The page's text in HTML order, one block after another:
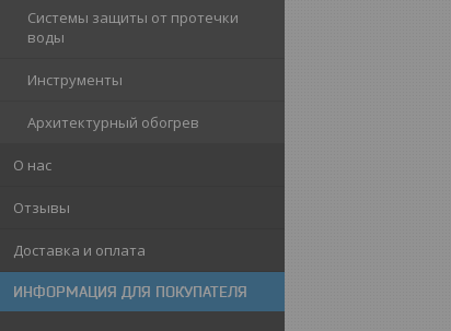
Системы защиты от протечки
воды
Инструменты
Архитектурный обогрев
О нас
Отзывы
Доставка и оплата
ИНФОРМАЦИЯ ДЛЯ ПОКУПАТЕЛЯ